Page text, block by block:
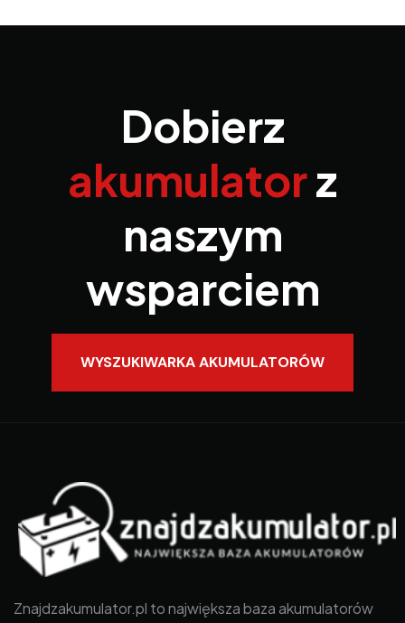
Dobierz
akumulatorz
naszym
wsparciem
WYSZUKIWARKA AKUMULATORÓW
Znajdzakumulator.pl to największa baza akumulatorów